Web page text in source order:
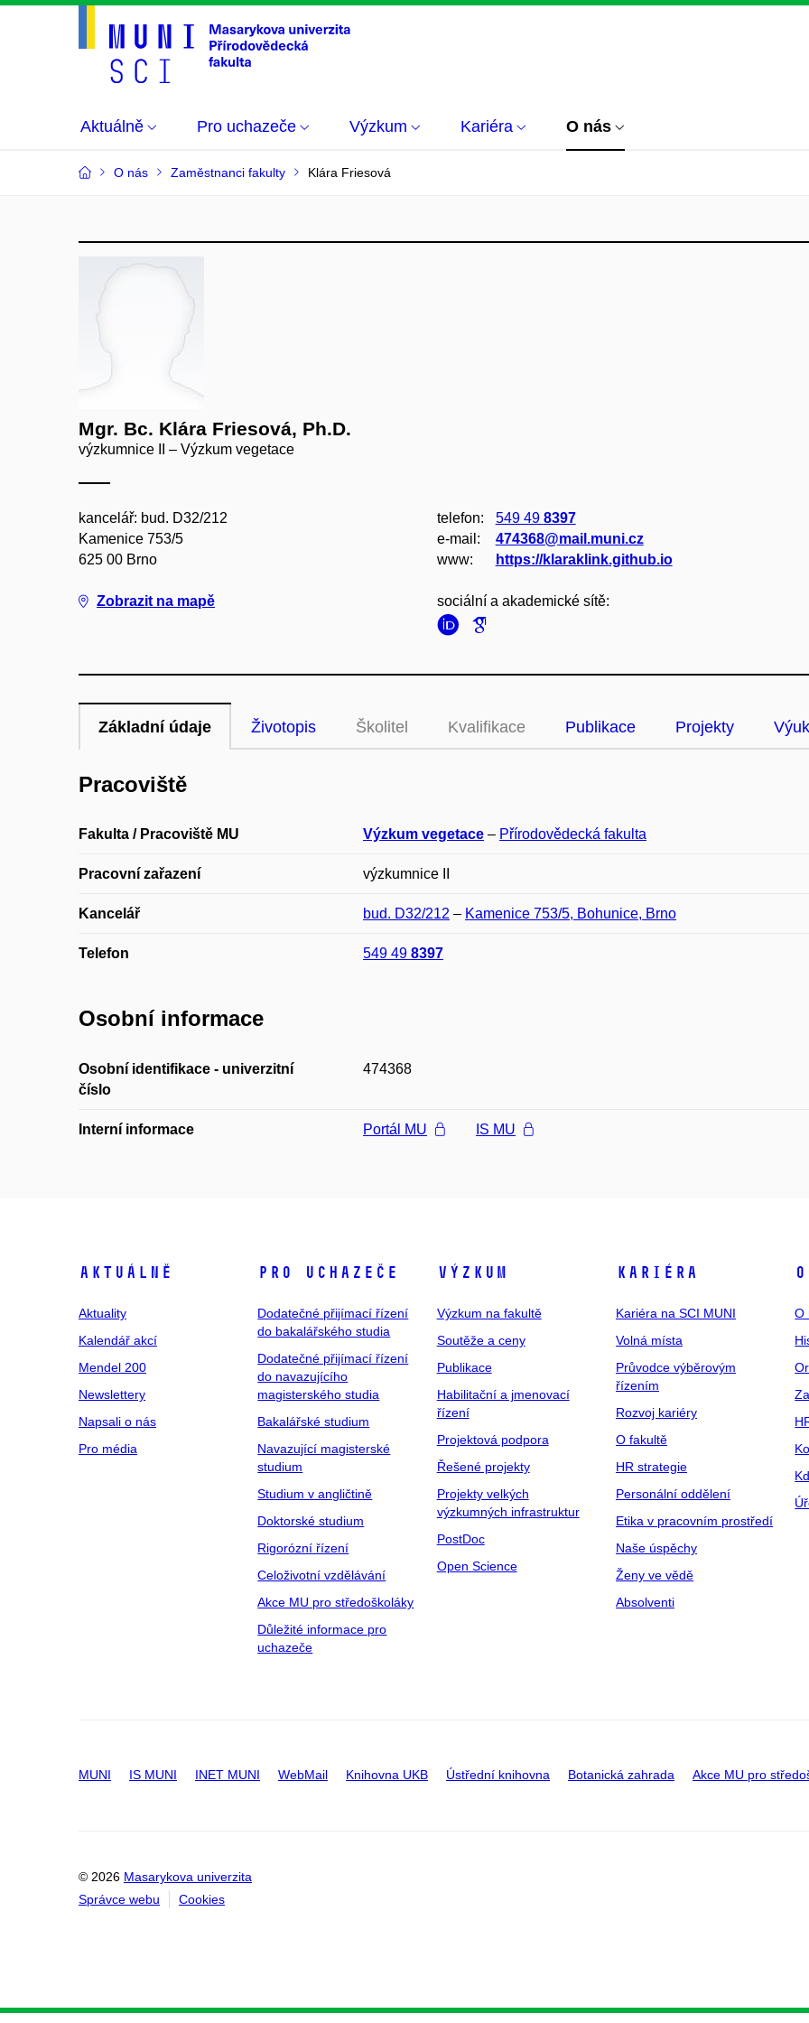
Aktuálně Pro uchazeče Výzkum Kariéra O nás
O nás Zaměstnanci fakulty Klára Friesová
Mgr. Bc. Klára Friesová, Ph.D.
výzkumnice II – Výzkum vegetace
kancelář: bud. D32/212
Kamenice 753/5
625 00 Brno
Zobrazit na mapě
telefon: 549 49 8397
e‑mail:
474368@mail.muni.cz
www:
https://klaraklink.github.io
sociální a akademické sítě:
Základní údaje Životopis Školitel Kvalifikace Publikace Projekty
Pracoviště
Fakulta / Pracoviště MU Výzkum vegetace – Přírodovědecká fakulta
Pracovní zařazení výzkumnice II
Kancelář bud. D32/212 – Kamenice 753/5, Bohunice, Brno
Telefon 549 49 8397
Osobní informace
Osobní identifikace - univerzitní
číslo
474368
Interní informace Portál MU IS MU
Aktuálně
Aktuality
Kalendář akcí
Mendel 200
Newslettery
Napsali o nás
Pro média
Pro uchazeče
Dodatečné přijímací řízení
do bakalářského studia
Dodatečné přijímací řízení
do navazujícího
magisterského studia
Bakalářské studium
Navazující magisterské
studium
Studium v angličtině
Doktorské studium
Rigorózní řízení
Celoživotní vzdělávání
Akce MU pro středoškoláky
Důležité informace pro
uchazeče
Výzkum
Výzkum na fakultě
Soutěže a ceny
Publikace
Habilitační a jmenovací
řízení
Projektová podpora
Řešené projekty
Projekty velkých
výzkumných infrastruktur
PostDoc
Open Science
Kariéra
Kariéra na SCI MUNI
Volná místa
Průvodce výběrovým
řízením
Rozvoj kariéry
O fakultě
HR strategie
Personální oddělení
Etika v pracovním prostředí
Naše úspěchy
Ženy ve vědě
Absolventi
O
MUNI IS MUNI INET MUNI WebMail Knihovna UKB Ústřední knihovna Botanická zahrada Akce MU pro
© 2026 Masarykova univerzita
Správce webu
Cookies